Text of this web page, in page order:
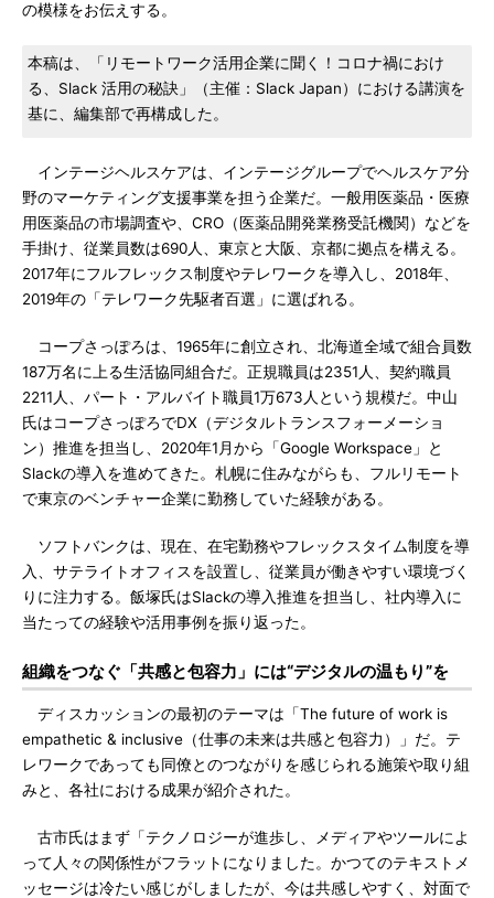
の模様をお伝えする。
本稿は、「リモートワーク活用企業に聞く！コロナ禍におけ
る、Slack 活用の秘訣」（主催：Slack Japan）における講演を
基に、編集部で再構成した。
インテージヘルスケアは、インテージグループでヘルスケア分
野のマーケティング支援事業を担う企業だ。一般用医薬品・医療
用医薬品の市場調査や、CRO（医薬品開発業務受託機関）などを
手掛け、従業員数は690人、東京と大阪、京都に拠点を構える。
2017年にフルフレックス制度やテレワークを導入し、2018年、
2019年の「テレワーク先駆者百選」に選ばれる。
コープさっぽろは、1965年に創立され、北海道全域で組合員数
187万名に上る生活協同組合だ。正規職員は2351人、契約職員
2211人、パート・アルバイト職員1万673人という規模だ。中山
氏はコープさっぽろでDX（デジタルトランスフォーメーショ
ン）推進を担当し、2020年1月から「Google Workspace」と
Slackの導入を進めてきた。札幌に住みながらも、フルリモート
で東京のベンチャー企業に勤務していた経験がある。
ソフトバンクは、現在、在宅勤務やフレックスタイム制度を導
入、サテライトオフィスを設置し、従業員が働きやすい環境づく
りに注力する。飯塚氏はSlackの導入推進を担当し、社内導入に
当たっての経験や活用事例を振り返った。
組織をつなぐ「共感と包容力」には“デジタルの温もり”を
ディスカッションの最初のテーマは「The future of work is
empathetic & inclusive（仕事の未来は共感と包容力）」だ。テ
レワークであっても同僚とのつながりを感じられる施策や取り組
みと、各社における成果が紹介された。
古市氏はまず「テクノロジーが進歩し、メディアやツールによ
って人々の関係性がフラットになりました。かつてのテキストメ
ッセージは冷たい感じがしましたが、今は共感しやすく、対面で